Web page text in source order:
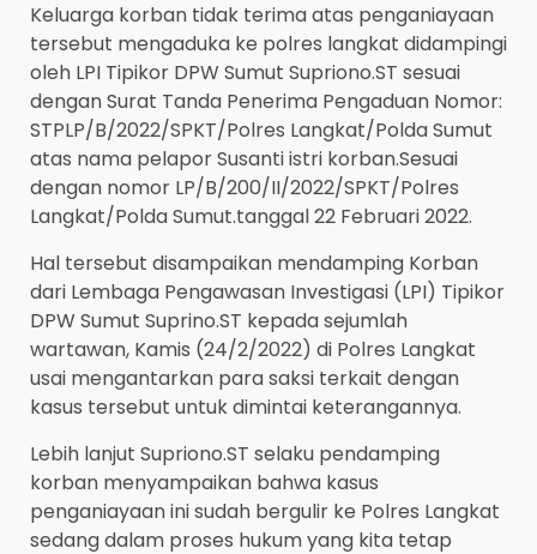
Keluarga korban tidak terima atas penganiayaan
tersebut mengaduka ke polres langkat didampingi
oleh LPI Tipikor DPW Sumut Supriono.ST sesuai
dengan Surat Tanda Penerima Pengaduan Nomor:
STPLP/B/2022/SPKT/Polres Langkat/Polda Sumut
atas nama pelapor Susanti istri korban.Sesuai
dengan nomor LP/B/200/II/2022/SPKT/Polres
Langkat/Polda Sumut.tanggal 22 Februari 2022.
Hal tersebut disampaikan mendamping Korban
dari Lembaga Pengawasan Investigasi (LPI) Tipikor
DPW Sumut Suprino.ST kepada sejumlah
wartawan, Kamis (24/2/2022) di Polres Langkat
usai mengantarkan para saksi terkait dengan
kasus tersebut untuk dimintai keterangannya.
Lebih lanjut Supriono.ST selaku pendamping
korban menyampaikan bahwa kasus
penganiayaan ini sudah bergulir ke Polres Langkat
sedang dalam proses hukum yang kita tetap